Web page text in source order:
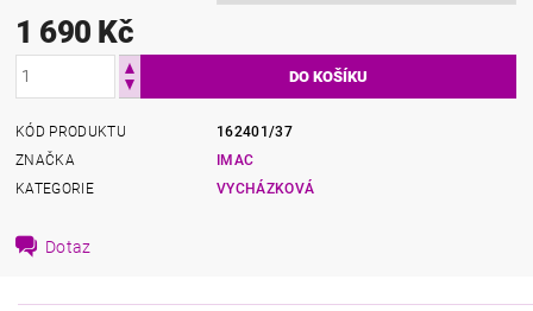
1 690 Kč
KÓD PRODUKTU
162401/37
ZNAČKA
IMAC
KATEGORIE
VYCHÁZKOVÁ
Dotaz